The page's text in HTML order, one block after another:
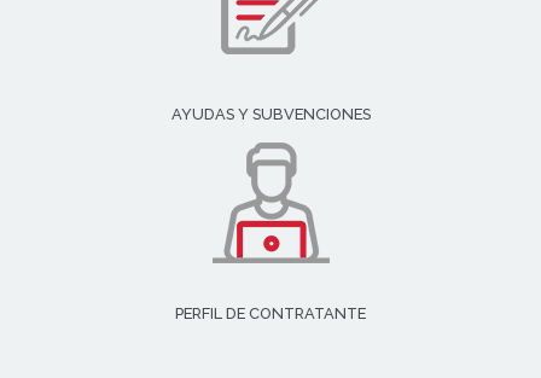
AYUDAS Y SUBVENCIONES
PERFIL DE CONTRATANTE